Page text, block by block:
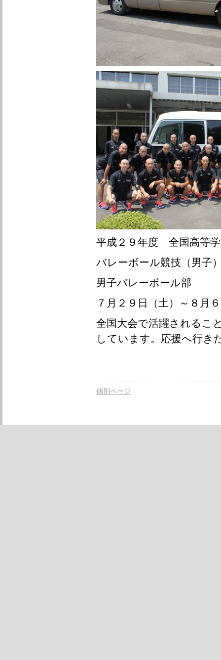
平成２９年度 全国高等
バレーボール競技（男子
男子バレーボール部
７月２９日（土）～８月
全国大会で活躍されるこ
しています。応援へ行き
個別ページ